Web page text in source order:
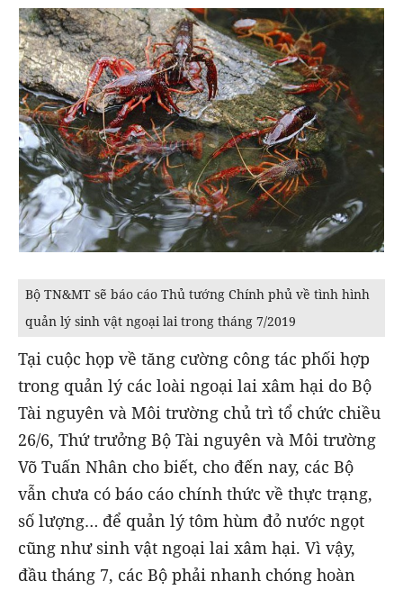
Bộ TN&MT sẽ báo cáo Thủ tướng Chính phủ về tình hình
quản lý sinh vật ngoại lai trong tháng 7/2019
Tại cuộc họp về tăng cường công tác phối hợp
trong quản lý các loài ngoại lai xâm hại do Bộ
Tài nguyên và Môi trường chủ trì tổ chức chiều
26/6, Thứ trưởng Bộ Tài nguyên và Môi trường
Võ Tuấn Nhân cho biết, cho đến nay, các Bộ
vẫn chưa có báo cáo chính thức về thực trạng,
số lượng… để quản lý tôm hùm đỏ nước ngọt
cũng như sinh vật ngoại lai xâm hại. Vì vậy,
đầu tháng 7, các Bộ phải nhanh chóng hoàn